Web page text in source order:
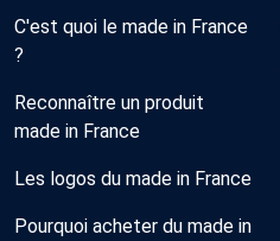
C'est quoi le made in France
?
Reconnaître un produit
made in France
Les logos du made in France
Pourquoi acheter du made in